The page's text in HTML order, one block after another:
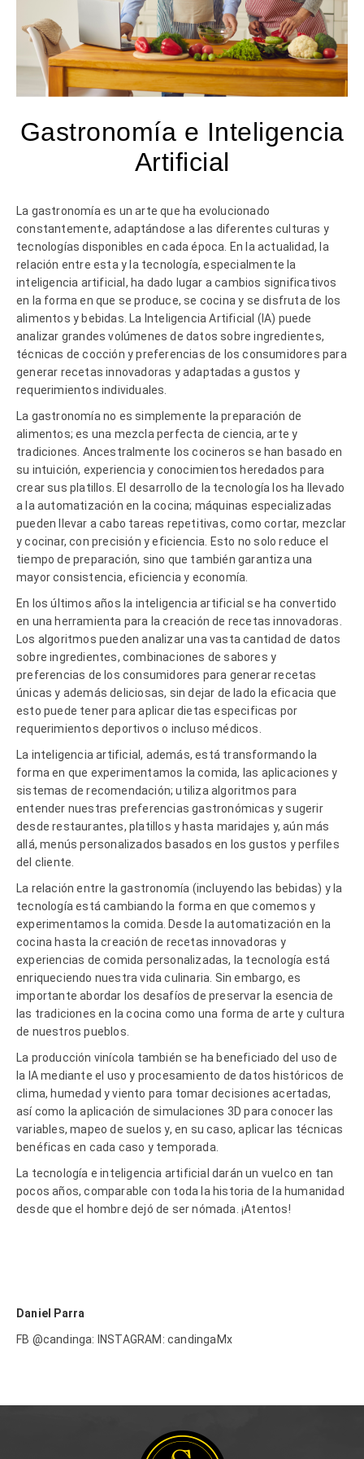
Gastronomía e Inteligencia
Artificial
La gastronomía es un arte que ha evolucionado
constantemente, adaptándose a las diferentes culturas y
tecnologías disponibles en cada época. En la actualidad, la
relación entre esta y la tecnología, especialmente la
inteligencia artificial, ha dado lugar a cambios significativos
en la forma en que se produce, se cocina y se disfruta de los
alimentos y bebidas. La Inteligencia Artificial (IA) puede
analizar grandes volúmenes de datos sobre ingredientes,
técnicas de cocción y preferencias de los consumidores para
generar recetas innovadoras y adaptadas a gustos y
requerimientos individuales.
La gastronomía no es simplemente la preparación de
alimentos; es una mezcla perfecta de ciencia, arte y
tradiciones. Ancestralmente los cocineros se han basado en
su intuición, experiencia y conocimientos heredados para
crear sus platillos. El desarrollo de la tecnología los ha llevado
a la automatización en la cocina; máquinas especializadas
pueden llevar a cabo tareas repetitivas, como cortar, mezclar
y cocinar, con precisión y eficiencia. Esto no solo reduce el
tiempo de preparación, sino que también garantiza una
mayor consistencia, eficiencia y economía.
En los últimos años la inteligencia artificial se ha convertido
en una herramienta para la creación de recetas innovadoras.
Los algoritmos pueden analizar una vasta cantidad de datos
sobre ingredientes, combinaciones de sabores y
preferencias de los consumidores para generar recetas
únicas y además deliciosas, sin dejar de lado la eficacia que
esto puede tener para aplicar dietas especificas por
requerimientos deportivos o incluso médicos.
La inteligencia artificial, además, está transformando la
forma en que experimentamos la comida, las aplicaciones y
sistemas de recomendación; utiliza algoritmos para
entender nuestras preferencias gastronómicas y sugerir
desde restaurantes, platillos y hasta maridajes y, aún más
allá, menús personalizados basados en los gustos y perfiles
del cliente.
La relación entre la gastronomía (incluyendo las bebidas) y la
tecnología está cambiando la forma en que comemos y
experimentamos la comida. Desde la automatización en la
cocina hasta la creación de recetas innovadoras y
experiencias de comida personalizadas, la tecnología está
enriqueciendo nuestra vida culinaria. Sin embargo, es
importante abordar los desafíos de preservar la esencia de
las tradiciones en la cocina como una forma de arte y cultura
de nuestros pueblos.
La producción vinícola también se ha beneficiado del uso de
la IA mediante el uso y procesamiento de datos históricos de
clima, humedad y viento para tomar decisiones acertadas,
así como la aplicación de simulaciones 3D para conocer las
variables, mapeo de suelos y, en su caso, aplicar las técnicas
benéficas en cada caso y temporada.
La tecnología e inteligencia artificial darán un vuelco en tan
pocos años, comparable con toda la historia de la humanidad
desde que el hombre dejó de ser nómada. ¡Atentos!
Daniel Parra
FB @candinga: INSTAGRAM: candingaMx